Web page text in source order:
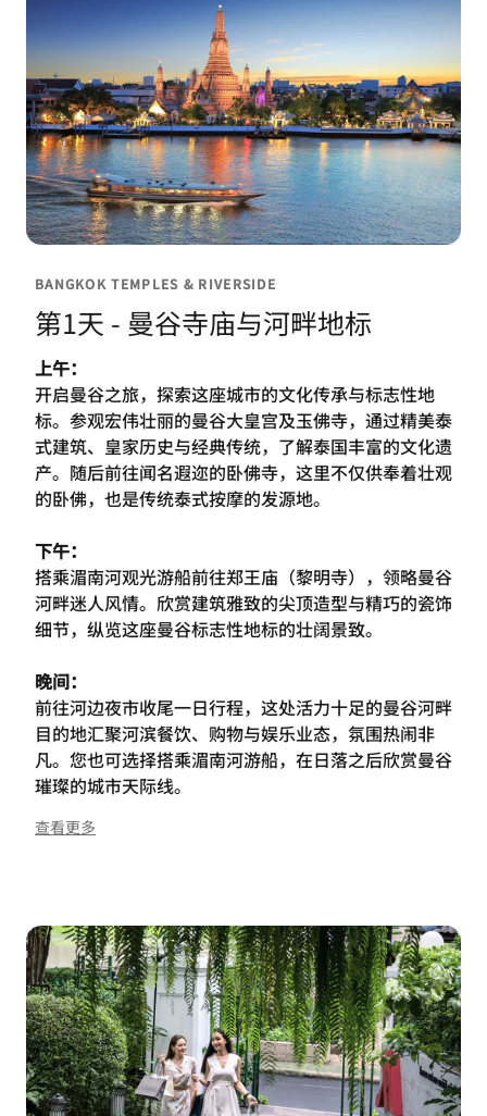
BANGKOK TEMPLES & RIVERSIDE
第1天 - 曼谷寺庙与河畔地标
上午：
开启曼谷之旅，探索这座城市的文化传承与标志性地
标。参观宏伟壮丽的曼谷大皇宫及玉佛寺，通过精美泰
式建筑、皇家历史与经典传统，了解泰国丰富的文化遗
产。随后前往闻名遐迩的卧佛寺，这里不仅供奉着壮观
的卧佛，也是传统泰式按摩的发源地。
下午：
搭乘湄南河观光游船前往郑王庙（黎明寺），领略曼谷
河畔迷人风情。欣赏建筑雅致的尖顶造型与精巧的瓷饰
细节，纵览这座曼谷标志性地标的壮阔景致。
晚间：
前往河边夜市收尾一日行程，这处活力十足的曼谷河畔
目的地汇聚河滨餐饮、购物与娱乐业态，氛围热闹非
凡。您也可选择搭乘湄南河游船，在日落之后欣赏曼谷
璀璨的城市天际线。
查看更多